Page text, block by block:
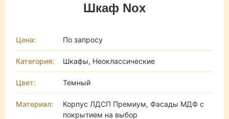
Шкаф Nox
Цена: По запросу
Категория: Шкафы, Неоклассические
Цвет: Темный
Материал:
Корпус ЛДСП Премиум, Фасады МДФ с
покрытием на выбор